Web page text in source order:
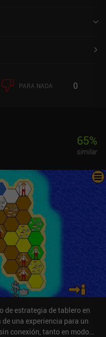
PARA NADA 0
65%
similar
de estrategia de tablero en
una experiencia para un
conexión, tanto en modo